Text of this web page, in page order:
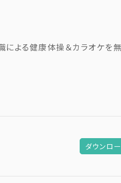
による健康体操＆カラオケ
ダウンロ